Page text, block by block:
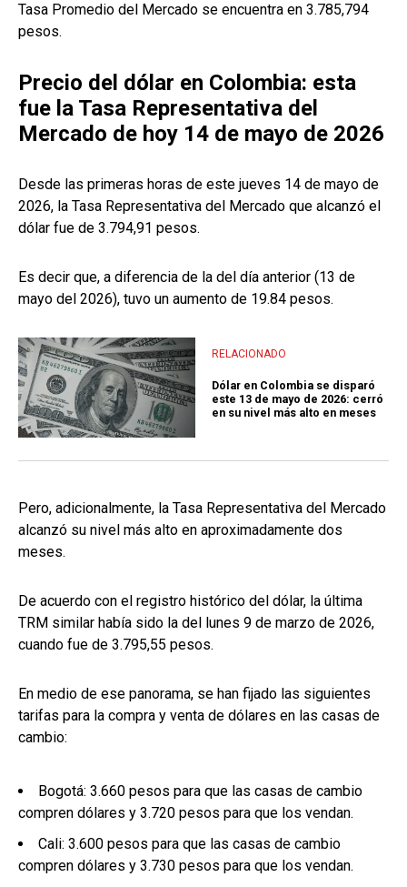
Tasa Promedio del Mercado se encuentra en 3.785,794
pesos.
Precio del dólar en Colombia: esta
fue la Tasa Representativa del
Mercado de hoy 14 de mayo de 2026
Desde las primeras horas de este jueves 14 de mayo de
2026, la Tasa Representativa del Mercado que alcanzó el
dólar fue de 3.794,91 pesos.
Es decir que, a diferencia de la del día anterior (13 de
mayo del 2026), tuvo un aumento de 19.84 pesos.
RELACIONADO
Dólar en Colombia se disparó
este 13 de mayo de 2026: cerró
en su nivel más alto en meses
Pero, adicionalmente, la Tasa Representativa del Mercado
alcanzó su nivel más alto en aproximadamente dos
meses.
De acuerdo con el registro histórico del dólar, la última
TRM similar había sido la del lunes 9 de marzo de 2026,
cuando fue de 3.795,55 pesos.
En medio de ese panorama, se han fijado las siguientes
tarifas para la compra y venta de dólares en las casas de
cambio:
Bogotá: 3.660 pesos para que las casas de cambio
compren dólares y 3.720 pesos para que los vendan.
Cali: 3.600 pesos para que las casas de cambio
compren dólares y 3.730 pesos para que los vendan.